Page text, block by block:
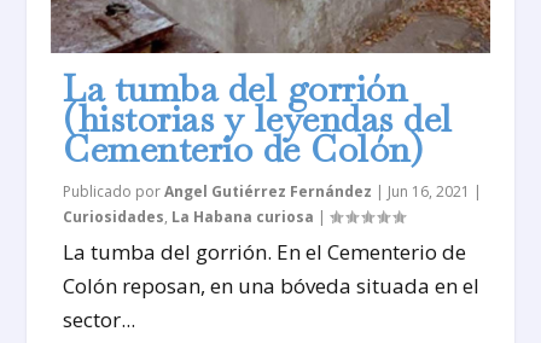
La tumba del gorrión
(historias y leyendas del
Cementerio de Colón)
Publicado porAngel Gutiérrez Fernández | Jun 16, 2021 |
Curiosidades, La Habana curiosa |
La tumba del gorrión. En el Cementerio de
Colón reposan, en una bóveda situada en el
sector...